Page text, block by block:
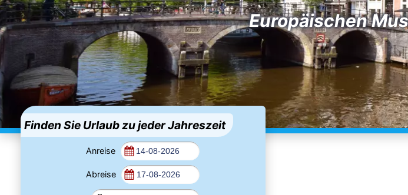
Europäischen
Finden Sie Urlaub zu jeder Jahreszeit
Anreise
Abreise